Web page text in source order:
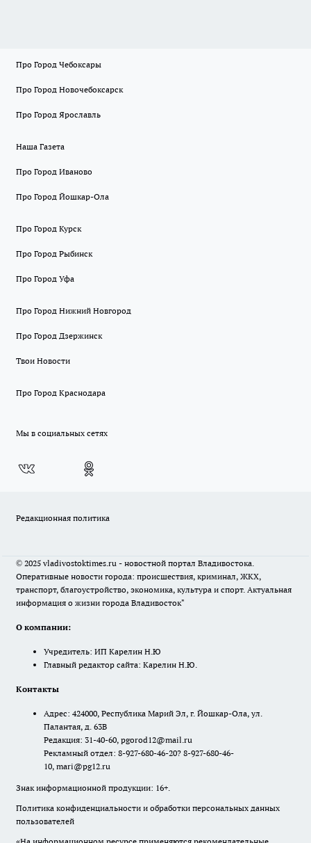
Про Город Чебоксары
Про Город Новочебоксарск
Про Город Ярославль
Наша Газета
Про Город Иваново
Про Город Йошкар-Ола
Про Город Курск
Про Город Рыбинск
Про Город Уфа
Про Город Нижний Новгород
Про Город Дзержинск
Твои Новости
Про Город Краснодара
Мы в социальных сетях
Редакционная политика
© 2025 vladivostoktimes.ru - новостной портал Владивостока.
Оперативные новости города: происшествия, криминал, ЖКХ,
транспорт, благоустройство, экономика, культура и спорт. Актуальная
информация о жизни города Владивосток"
О компании:
Учредитель: ИП Карелин Н.Ю
Главный редактор сайта: Карелин Н.Ю.
Контакты
Адрес: 424000, Республика Марий Эл, г. Йошкар-Ола, ул.
Палантая, д. 63В
Редакция: 31-40-60, pgorod12@mail.ru
Рекламный отдел: 8-927-680-46-20? 8-927-680-46-
10, mari@pg12.ru
Знак информационной продукции: 16+.
Политика конфиденциальности и обработки персональных данных
пользователей